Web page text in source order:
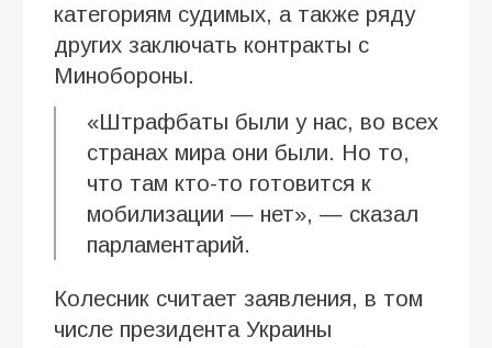
категориям судимых, а также ряду
других заключать контракты с
Минобороны.
«Штрафбаты были у нас, во всех
странах мира они были. Но то,
что там кто-то готовится к
мобилизации — нет», — сказал
парламентарий.
Колесник считает заявления, в том
числе президента Украины